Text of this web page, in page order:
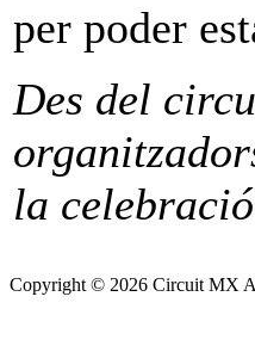
per poder
Des del
la
Copyright © 2026 Circuit MX